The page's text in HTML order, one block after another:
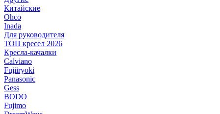
Китайские
Ohco
Inada
Для руководителя
ТОП кресел 2026
Кресла-качалки
Calviano
Fujiiryoki
Panasonic
Gess
BODO
Fujimo